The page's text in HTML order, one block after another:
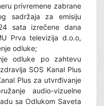
privremene zabrane
sadržaja za emisiju
sata izrečene dana
Prva televizija d.o.o,
odluke;
odluke po zahtevu
SOS Kanal Plus
Plus za utvrđivanje
audio-vizuelne
sa Odlukom Saveta